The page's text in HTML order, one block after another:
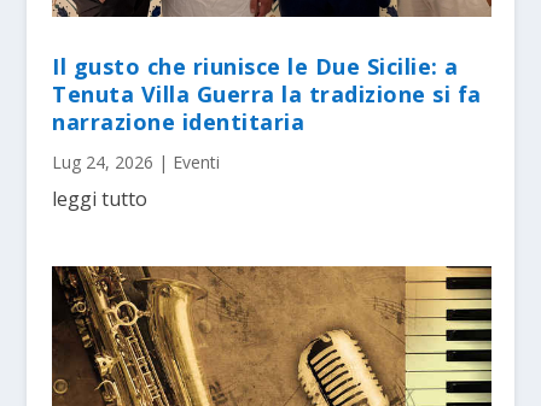
Il gusto che riunisce le Due Sicilie: a
Tenuta Villa Guerra la tradizione si fa
narrazione identitaria
Lug 24, 2026 | Eventi
leggi tutto